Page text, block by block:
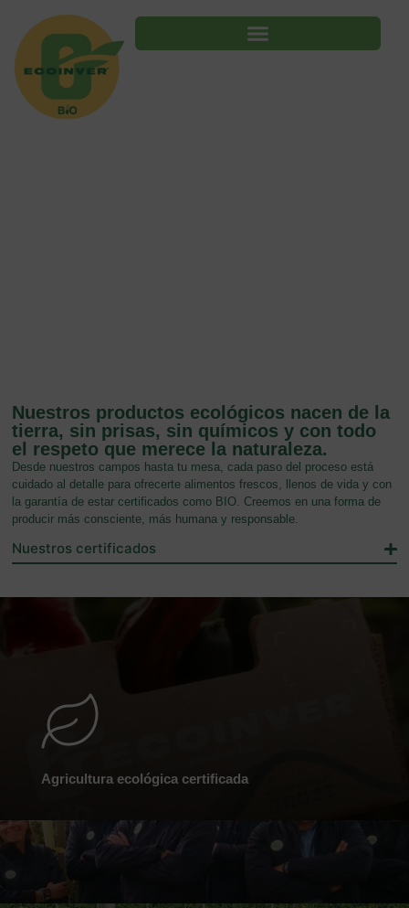
Nuestros productos ecológicos nacen de la
tierra, sin prisas, sin químicos y con todo
el respeto que merece la naturaleza.
Desde nuestros campos hasta tu mesa, cada paso del proceso está
cuidado al detalle para ofrecerte alimentos frescos, llenos de vida y con
la garantía de estar certificados como BIO. Creemos en una forma de
producir más consciente, más humana y responsable.
Nuestros certificados
Agricultura ecológica certificada